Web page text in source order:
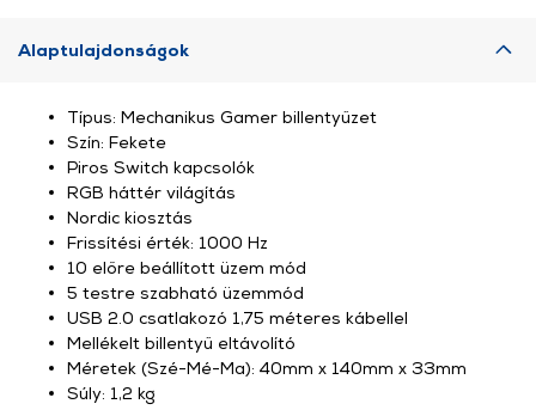
Alaptulajdonságok
Típus: Mechanikus Gamer billentyűzet
Szín: Fekete
Piros Switch kapcsolók
RGB háttér világítás
Nordic kiosztás
Frissítési érték: 1000 Hz
10 előre beállított üzem mód
5 testre szabható üzemmód
USB 2.0 csatlakozó 1,75 méteres kábellel
Mellékelt billentyű eltávolító
Méretek (Szé-Mé-Ma): 40mm x 140mm x 33mm
Súly: 1,2 kg